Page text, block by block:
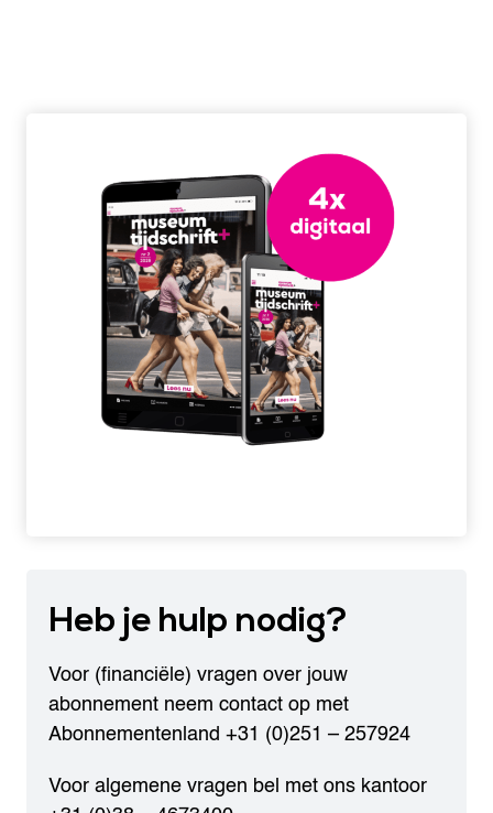
Heb je hulp nodig?
Voor (financiële) vragen over jouw
abonnement neem contact op met
Abonnementenland +31 (0)251 – 257924
Voor algemene vragen bel met ons kantoor